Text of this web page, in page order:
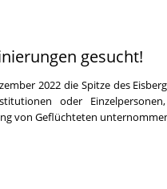
gesucht!
2022 die Spitze des
oder
von Geflüchteten